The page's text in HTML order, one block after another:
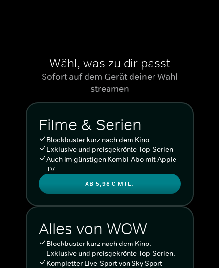
Wähl, was zu dir passt
Sofort auf dem Gerät deiner Wahl
streamen
Filme & Serien
Blockbuster kurz nach dem Kino
Exklusive und preisgekrönte Top-Serien
Auch im günstigen Kombi-Abo mit Apple
TV
AB 5,98 € MTL.
Alles von WOW
Blockbuster kurz nach dem Kino.
Exklusive und preisgekrönte Top-Serien.
Kompletter Live-Sport von Sky Sport